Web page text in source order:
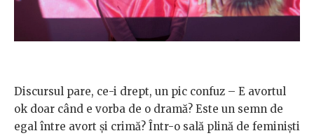
Discursul pare, ce-i drept, un pic confuz – E avortul
ok doar când e vorba de o dramă? Este un semn de
egal între avort şi crimă? Într-o sală plină de feminişti